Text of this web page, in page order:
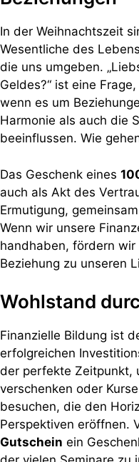
In der Weihnachtszeit
Wesentliche des
die uns umgeben.
Geldes?“ ist eine
wenn es um
Harmonie als auch die
beeinflussen. Wie
Das Geschenk eines
auch als Akt des
Ermutigung,
Wenn wir unsere
handhaben, fördern
Beziehung zu unseren
Wohlstand
Finanzielle Bildung ist
erfolgreichen
der perfekte Zeitpunkt,
verschenken oder
besuchen, die den
Perspektiven eröffnen.
Gutschein ein